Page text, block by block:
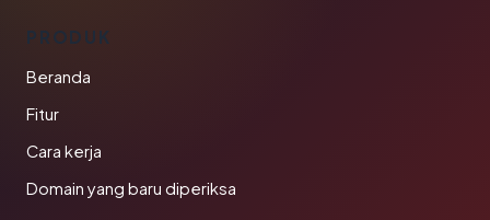
PRODUK
Beranda
Fitur
Cara kerja
Domain yang baru diperiksa